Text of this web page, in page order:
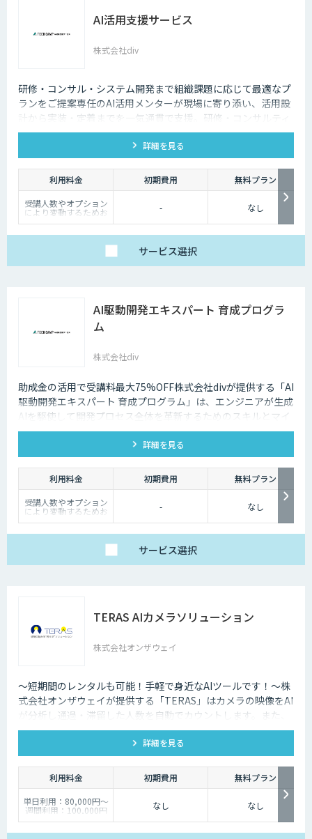
AI活用支援サービス
株式会社div
研修・コンサル・システム開発まで組織課題に応じて最適なプ
ランをご提案専任のAI活用メンターが現場に寄り添い、活用設
計から実装・定着までを一気通貫で支援。研修・コンサルティ
ング・開発支援から最適なプランをご提案します。
詳細を見る
利用料金 初期費用
無料プラン
受講人数やオプション
により変動するためお
問い合わせください
- なし
サービス選択
AI駆動開発エキスパート 育成プログラ
ム
株式会社div
助成金の活用で受講料最大75%OFF株式会社divが提供する「AI
駆動開発エキスパート 育成プログラム」は、エンジニアが生成
AIを駆使して開発プロセス全体を革新するためのスキルとマイ
ンドセットを習得するe-ラーニングプログラムです。
詳細を見る
利用料金 初期費用
無料プラン
受講人数やオプション
により変動するためお
問い合わせください
- なし
サービス選択
TERAS AIカメラソリューション
株式会社オンザウェイ
〜短期間のレンタルも可能！手軽で身近なAIツールです！〜株
式会社オンザウェイが提供する「TERAS」はカメラの映像をAI
が分析し通過・滞留した人数を自動でカウントします。また、
予め設定した閾値に基づきスマホやPCのアプリへ通知すること
詳細を見る
利用料金 初期費用
無料プラン
単日利用：80,000円～
週間利用：100,000円
～
なし なし